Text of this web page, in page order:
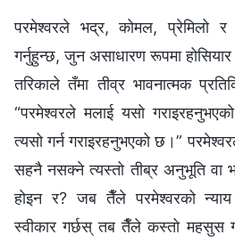
परमेश्‍वरले भद्र, कोमल, प्रेमिलो र
गर्नुहुन्छ, जुन असाधारण रूपमा
तरिकाले तँमा तीव्र भावनात्मक
“परमेश्‍वरले मलाई यसो
त्यसो गर्न गराइरहनुभएको छ।”
सहनै नसक्ने त्यस्तो तीब्र अनुभूति वा
होइन र? जब तैँले परमेश्‍वरको
स्वीकार गर्छस् तब तैँले कस्तो महसुस